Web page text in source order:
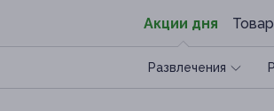
Акции дня
Развлечения